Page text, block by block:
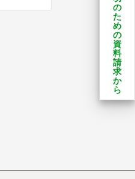
の
た
め
の
資
料
請
求
か
ら